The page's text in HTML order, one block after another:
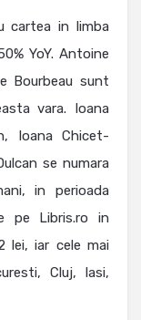
cartea in limba
YoY. Antoine
Bourbeau sunt
vara. Ioana
Ioana Chicet-
se numara
in perioada
pe Libris.ro in
lei, iar cele mai
Cluj, Iasi,